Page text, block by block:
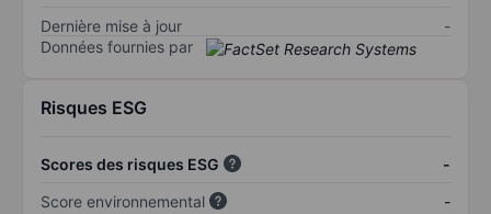
Dernière mise à jour
-
Données fournies par
Risques ESG
Scores des risques ESG
-
Score environnemental
-